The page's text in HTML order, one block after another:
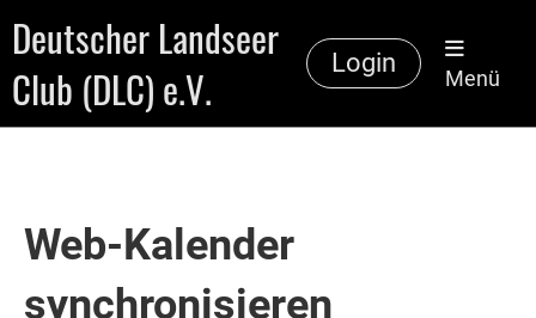
Deutscher Landseer
Club (DLC) e.V.
Login
Menü
Web-Kalender
synchronisieren